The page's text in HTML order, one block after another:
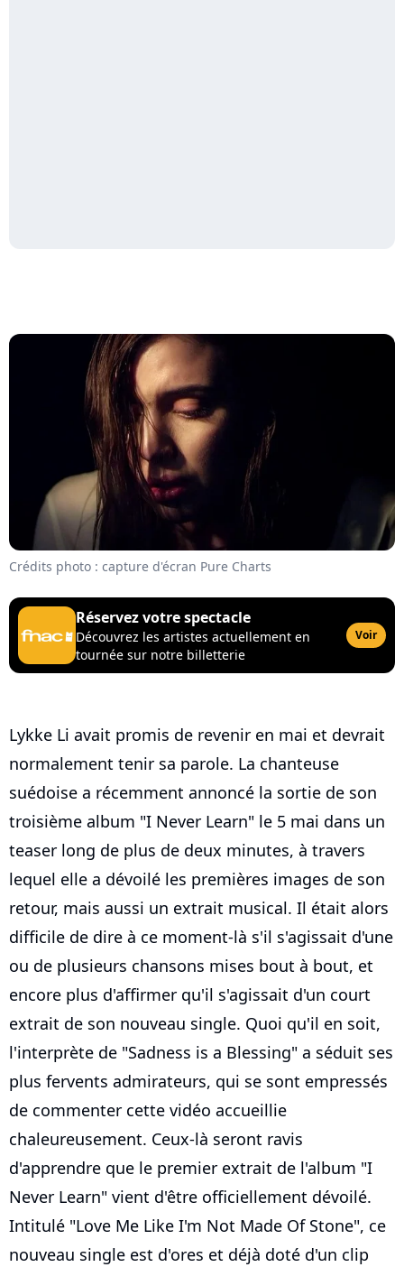
Crédits photo : capture d'écran Pure Charts
Réservez votre spectacle
Découvrez les artistes actuellement en
tournée sur notre billetterie
Voir
Lykke Li avait promis de revenir en mai et devrait
normalement tenir sa parole. La chanteuse
suédoise a récemment annoncé la sortie de son
troisième album "I Never Learn" le 5 mai dans un
teaser long de plus de deux minutes, à travers
lequel elle a dévoilé les premières images de son
retour, mais aussi un extrait musical. Il était alors
difficile de dire à ce moment-là s'il s'agissait d'une
ou de plusieurs chansons mises bout à bout, et
encore plus d'affirmer qu'il s'agissait d'un court
extrait de son nouveau single. Quoi qu'il en soit,
l'interprète de "Sadness is a Blessing" a séduit ses
plus fervents admirateurs, qui se sont empressés
de commenter cette vidéo accueillie
chaleureusement. Ceux-là seront ravis
d'apprendre que le premier extrait de l'album "I
Never Learn" vient d'être officiellement dévoilé.
Intitulé "Love Me Like I'm Not Made Of Stone", ce
nouveau single est d'ores et déjà doté d'un clip